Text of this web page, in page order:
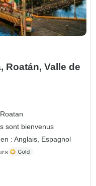
Roatán, Valle de
Roatan
sont bienvenus
: Anglais, Espagnol